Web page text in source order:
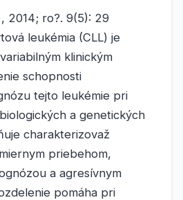
2014; ro?. 9(5): 29
leukémia (CLL) je
klinickým
schopnosti
tejto leukémie pri
a genetických
charakterizovaž
priebehom,
a agresívnym
pomáha pri